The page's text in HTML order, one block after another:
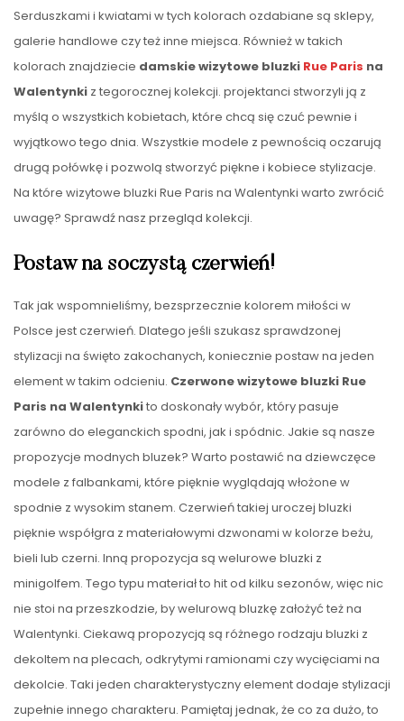
Serduszkami i kwiatami w tych kolorach ozdabiane są sklepy,
galerie handlowe czy też inne miejsca. Również w takich
kolorach znajdziecie damskie wizytowe bluzki Rue Paris na
Walentynki z tegorocznej kolekcji. projektanci stworzyli ją z
myślą o wszystkich kobietach, które chcą się czuć pewnie i
wyjątkowo tego dnia. Wszystkie modele z pewnością oczarują
drugą połówkę i pozwolą stworzyć piękne i kobiece stylizacje.
Na które wizytowe bluzki Rue Paris na Walentynki warto zwrócić
uwagę? Sprawdź nasz przegląd kolekcji.
Postaw na soczystą czerwień!
Tak jak wspomnieliśmy, bezsprzecznie kolorem miłości w
Polsce jest czerwień. Dlatego jeśli szukasz sprawdzonej
stylizacji na święto zakochanych, koniecznie postaw na jeden
element w takim odcieniu. Czerwone wizytowe bluzki Rue
Paris na Walentynkito doskonały wybór, który pasuje
zarówno do eleganckich spodni, jak i spódnic. Jakie są nasze
propozycje modnych bluzek? Warto postawić na dziewczęce
modele z falbankami, które pięknie wyglądają włożone w
spodnie z wysokim stanem. Czerwień takiej uroczej bluzki
pięknie współgra z materiałowymi dzwonami w kolorze beżu,
bieli lub czerni. Inną propozycja są welurowe bluzki z
minigolfem. Tego typu materiał to hit od kilku sezonów, więc nic
nie stoi na przeszkodzie, by welurową bluzkę założyć też na
Walentynki. Ciekawą propozycją są różnego rodzaju bluzki z
dekoltem na plecach, odkrytymi ramionami czy wycięciami na
dekolcie. Taki jeden charakterystyczny element dodaje stylizacji
zupełnie innego charakteru. Pamiętaj jednak, że co za dużo, to